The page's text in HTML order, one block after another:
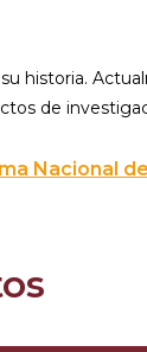
historia.
de
Nacional